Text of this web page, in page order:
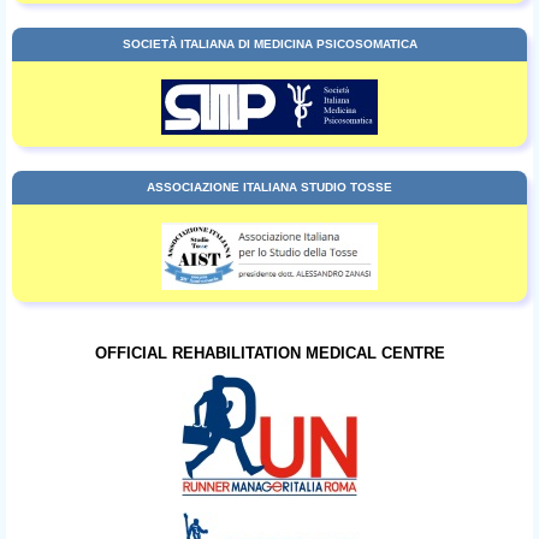
SOCIETÀ ITALIANA DI MEDICINA PSICOSOMATICA
ASSOCIAZIONE ITALIANA STUDIO TOSSE
OFFICIAL REHABILITATION MEDICAL CENTRE